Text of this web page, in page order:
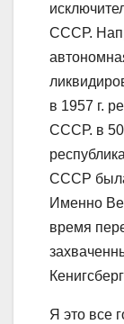
СССР.
в 1957 г.
СССР. в
СССР была
Именно
время
Я это все